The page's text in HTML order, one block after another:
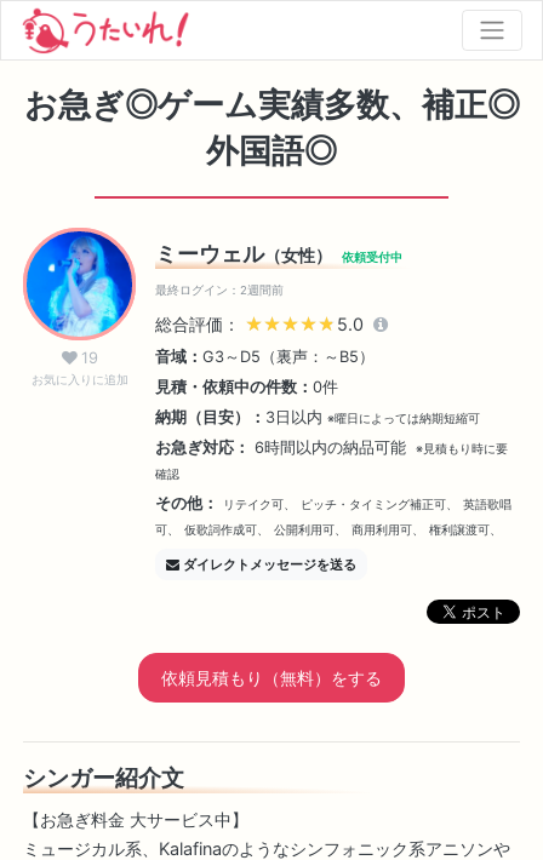
お急ぎ◎ゲーム実績多数、補正◎
外国語◎
19
お気に入りに追加
ミーウェル（女性） 依頼受付中
最終ログイン：2週間前
総合評価： ★★★★★
★★★★★ 5.0
音域：G3～D5（裏声：～B5）
見積・依頼中の件数：0件
納期（目安）： 3日以内 ※曜日によっては納期短縮可
お急ぎ対応： 6時間以内の納品可能
※見積もり時に要
確認
その他： リテイク可、 ピッチ・タイミング補正可、
英語歌唱
可、
仮歌詞作成可、 公開利用可、 商用利用可、 権利譲渡可、
ダイレクトメッセージを送る
依頼見積もり（無料）をする
シンガー紹介文
【お急ぎ料金 大サービス中】
ミュージカル系、Kalafinaのようなシンフォニック系アニソンや